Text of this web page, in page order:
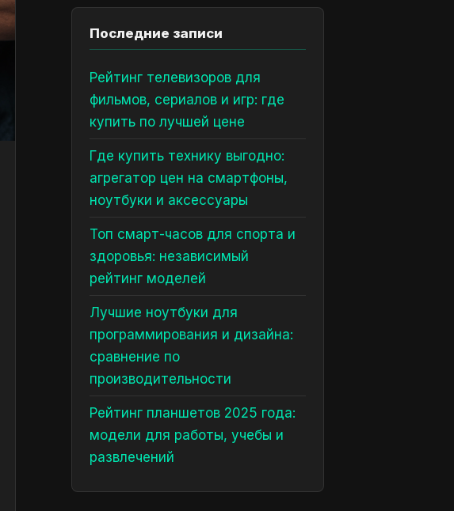
Последние записи
Рейтинг телевизоров для
фильмов, сериалов и игр: где
купить по лучшей цене
Где купить технику выгодно:
агрегатор цен на смартфоны,
ноутбуки и аксессуары
Топ смарт-часов для спорта и
здоровья: независимый
рейтинг моделей
Лучшие ноутбуки для
программирования и дизайна:
сравнение по
производительности
Рейтинг планшетов 2025 года:
модели для работы, учебы и
развлечений